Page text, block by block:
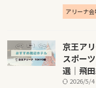
アリーナ会
京王ア
スポー
選｜飛
2026/5/4